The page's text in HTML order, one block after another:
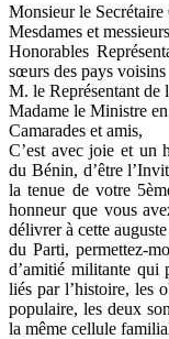
Monsieur le
Mesdames et
Honorables
sœurs des pays voisins
M. le Représentant de
Madame le Ministre
Camarades et amis,
C’est avec joie et un
du Bénin, d’être
la tenue de votre
honneur que vous
délivrer à cette
du Parti, permettez-
d’amitié militante
liés par l’histoire, les
populaire, les deux
la même cellule